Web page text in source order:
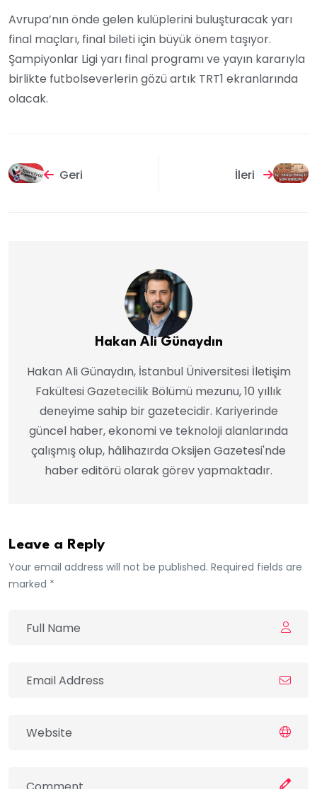
Avrupa’nın önde gelen kulüplerini buluşturacak yarı
final maçları, final bileti için büyük önem taşıyor.
Şampiyonlar Ligi yarı final programı ve yayın kararıyla
birlikte futbolseverlerin gözü artık TRT1 ekranlarında
olacak.
Geri İleri
Hakan Ali Günaydın
Hakan Ali Günaydın, İstanbul Üniversitesi İletişim
Fakültesi Gazetecilik Bölümü mezunu, 10 yıllık
deneyime sahip bir gazetecidir. Kariyerinde
güncel haber, ekonomi ve teknoloji alanlarında
çalışmış olup, hâlihazırda Oksijen Gazetesi'nde
haber editörü olarak görev yapmaktadır.
Leave a Reply
Your email address will not be published. Required fields are
marked *